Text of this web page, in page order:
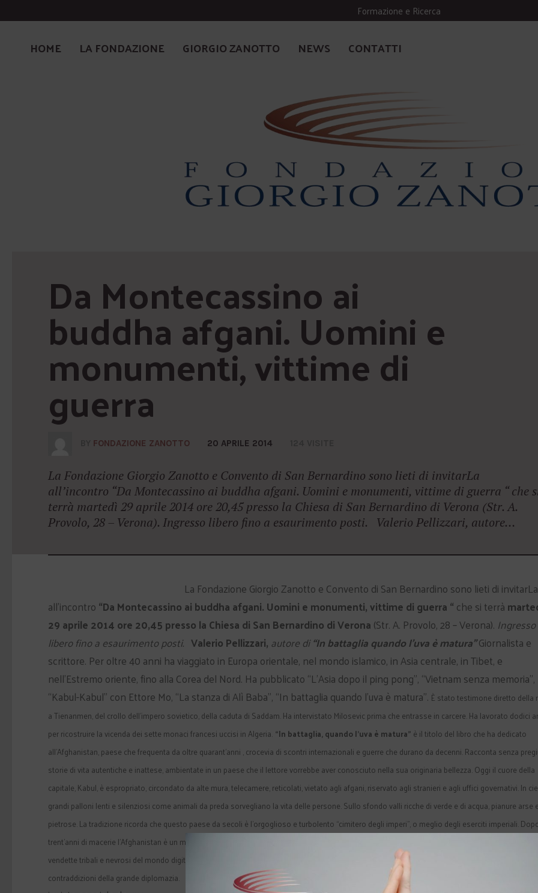
Formazione e Ricerca
HOME LA FONDAZIONE GIORGIO ZANOTTO NEWS CONTATTI
Da Montecassino ai
buddha afgani. Uomini e
monumenti, vittime di
guerra
FONDAZIONE ZANOTTO 20 APRILE 2014
La Fondazione Giorgio Zanotto e Convento di San Bernardino sono lieti di invitarLa
all’incontro “Da Montecassino ai buddha afgani. Uomini e monumenti, vittime di guerra “ che
terrà martedì 29 aprile 2014 ore 20,45 presso la Chiesa di San Bernardino di Verona (Str. A.
Provolo, 28 – Verona). Ingresso libero fino a esaurimento posti. Valerio Pellizzari, autore…
La Fondazione Giorgio Zanotto e Convento di San Bernardino sono lieti di invitarLa
all’incontro “Da Montecassino ai buddha afgani. Uomini e monumenti, vittime di guerra “ che si terrà
29 aprile 2014 ore 20,45 presso la Chiesa di San Bernardino di Verona (Str. A. Provolo, 28 – Verona). Ingresso
libero fino a esaurimento posti. Valerio Pellizzari, autore di“In battaglia quando l’uva è matura”Giornalista e
scrittore. Per oltre 40 anni ha viaggiato in Europa orientale, nel mondo islamico, in Asia centrale, in Tibet, e
nell’Estremo oriente, fino alla Corea del Nord. Ha pubblicato “L’Asia dopo il ping pong”, “Vietnam senza memoria”,
“Kabul-Kabul” con Ettore Mo, “La stanza di Alì Baba”, “In battaglia quando l’uva è matura”. È stato testimone diretto della
a Tienanmen, del crollo dell’impero sovietico, della caduta di Saddam. Ha intervistato Milosevic prima che entrasse in carcere. Ha lavorato dodici
per ricostruire la vicenda dei sette monaci francesi uccisi in Algeria. “In battaglia, quando l’uva è matura” è il titolo del libro che ha dedicato
all’Afghanistan, paese che frequenta da oltre quarant’anni , crocevia di scontri internazionali e guerre che durano da decenni. Racconta senza
storie di vita autentiche e inattese, ambientate in un paese che il lettore vorrebbe aver conosciuto nella sua originaria bellezza. Oggi il cuore della
capitale, Kabul, è espropriato, circondato da alte mura, telecamere, reticolati, vietato agli afgani, riservato agli stranieri e agli uffici governativi. In
grandi palloni lenti e silenziosi come animali da preda sorvegliano la vita delle persone. Sullo sfondo valli ricche di verde e di acqua, pianure arse e
pietrose. La tradizione ricorda che questo paese da secoli è l’orgoglioso e turbolento “cimitero degli imperi”, o meglio degli eserciti imperiali.
trent’anni di macerie l’Afghanistan è un mondo dissociato tra aquiloni e kalashnikov, tra giardini segreti curati con amore e attentati brutali, continui,
vendette tribali e nevrosi del mondo digitale. Un’occasione, quella di martedì, per riflettere sull’etica perduta delle guerre moderne e sulle tante
contraddizioni della grande diplomazia.
Nando Tasciotti,autore di “Montecassino 1944”È giornalista d’inchiesta. E’ stato